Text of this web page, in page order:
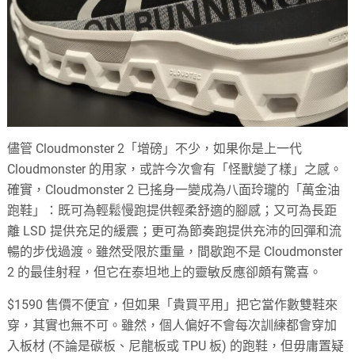
儘管 Cloudmonster 2「增磅」不少，如果你是上一代
Cloudmonster 的用家，或許今次會有「怪獸變了樣」之感。
確實，Cloudmonster 2 已搖身一變成為八面玲瓏的「萬金油
跑鞋」：既可為輕鬆慢跑提供輕柔舒適的腳感；又可為長距
離 LSD 提供充足的緩震；更可為節奏跑提供充沛的回彈和流
暢的步伐過渡。雖然受限於重量，間歇跑不是 Cloudmonster
2 的最佳射程，但它在泰坦地上的靈敏反應卻頗有驚喜。
$1590 售價不便宜，但如果「貴買平用」把它當作數雙鞋來
穿，其實也無不可。雖然，個人偏好不會每次訓練都會穿加
入板材 (不論是碳板、尼龍板或 TPU 板) 的跑鞋，但毋庸置疑